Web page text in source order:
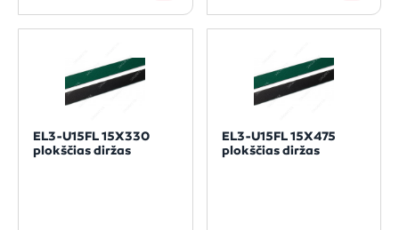
EL3-U15FL 15X330
plokščias diržas
EL3-U15FL 15X475
plokščias diržas